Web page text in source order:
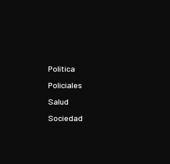
Política
Policiales
Salud
Sociedad